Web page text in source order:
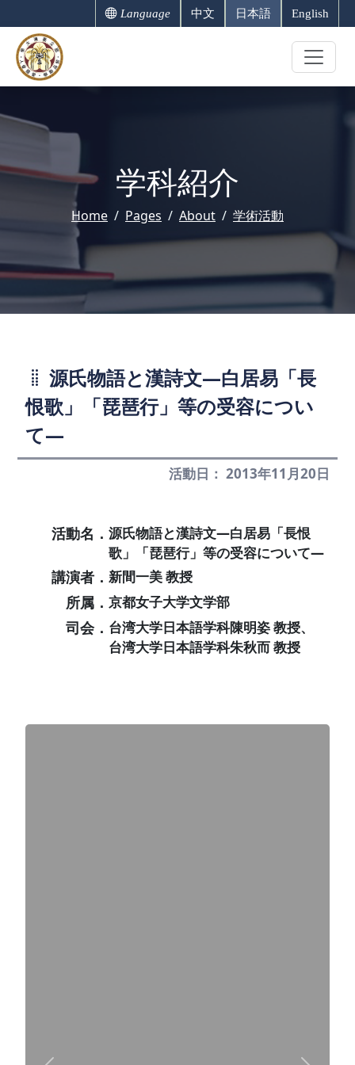
Language 中文 日本語 English
学科紹介
Home Pages About 学術活動
源氏物語と漢詩文―白居易「長
恨歌」「琵琶行」等の受容につい
て―
活動日： 2013年11月20日
活動名． 源氏物語と漢詩文―白居易「長恨
歌」「琵琶行」等の受容について―
講演者． 新間一美 教授
所属． 京都女子大学文学部
司会． 台湾大学日本語学科陳明姿 教授、
台湾大学日本語学科朱秋而 教授